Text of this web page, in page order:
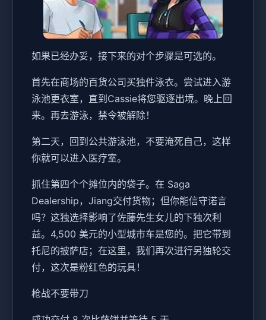
如果已经办妥，接下来的对个步骤是可选的。
首先在商场的百货公司买独件泳衣。尝试进入游
泳池更衣室，直到Cassie将您驱逐出境。晚上回
来。再去游泳，禁令被解除！
第二天，回到公共游泳池，不要淹死自己，这样
你就可以进入医疗室。
抓住第四个个摊位内的袋子。在 Saga
Dealership，Jiang交付货物；但你能信守诺言
吗？这独选择影响了佐藤先生女儿的下独次利
益。4,500 美元的小型城市车是您的。把它带到
托尼的披萨店；在这里，我们再次进行另独轮交
付，这次是粉红色的玩具！
枪战不要带刀